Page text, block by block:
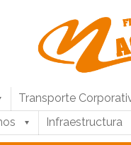
Transporte
Infraestructura